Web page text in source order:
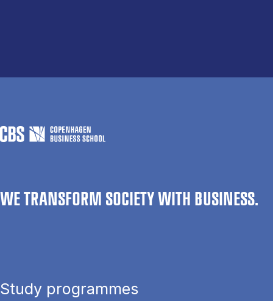
WE TRANSFORM SOCIETY WITH BUSINESS.
Study programmes